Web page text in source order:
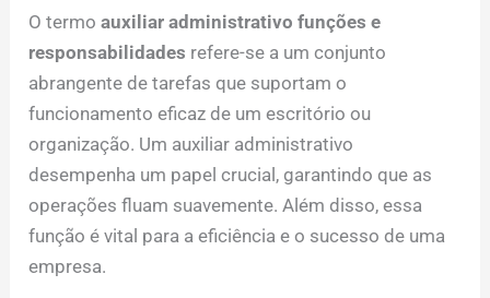
O termoauxiliar administrativo funções e
responsabilidades refere-se a um conjunto
abrangente de tarefas que suportam o
funcionamento eficaz de um escritório ou
organização. Um auxiliar administrativo
desempenha um papel crucial, garantindo que as
operações fluam suavemente. Além disso, essa
função é vital para a eficiência e o sucesso de uma
empresa.